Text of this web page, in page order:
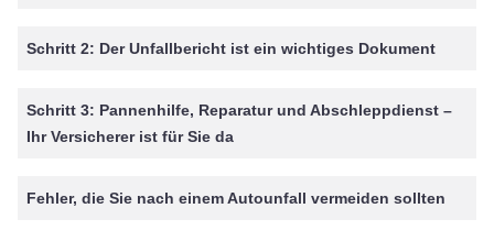
Schritt 2: Der Unfallbericht ist ein wichtiges Dokument
Schritt 3: Pannenhilfe, Reparatur und Abschleppdienst –
Ihr Versicherer ist für Sie da
Fehler, die Sie nach einem Autounfall vermeiden sollten